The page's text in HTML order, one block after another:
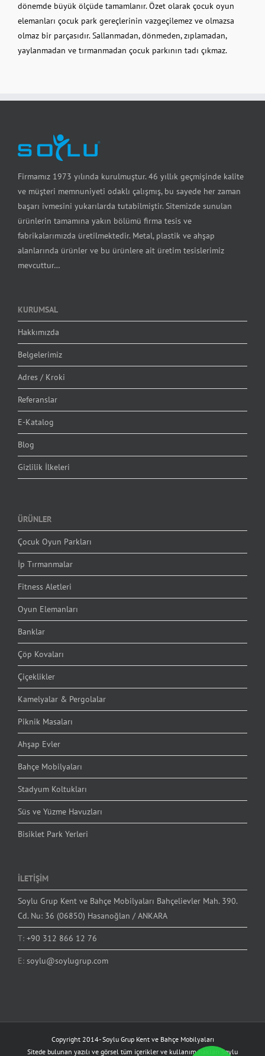
dönemde büyük ölçüde tamamlanır. Özet olarak çocuk oyun
elemanları çocuk park gereçlerinin vazgeçilemez ve olmazsa
olmaz bir parçasıdır. Sallanmadan, dönmeden, zıplamadan,
yaylanmadan ve tırmanmadan çocuk parkının tadı çıkmaz.
Firmamız 1973 yılında kurulmuştur. 46 yıllık geçmişinde kalite
ve müşteri memnuniyeti odaklı çalışmış, bu sayede her zaman
başarı ivmesini yukarılarda tutabilmiştir. Sitemizde sunulan
ürünlerin tamamına yakın bölümü firma tesis ve
fabrikalarımızda üretilmektedir. Metal, plastik ve ahşap
alanlarında ürünler ve bu ürünlere ait üretim tesislerimiz
mevcuttur…
KURUMSAL
Hakkımızda
Belgelerimiz
Adres / Kroki
Referanslar
E-Katalog
Blog
Gizlilik İlkeleri
ÜRÜNLER
Çocuk Oyun Parkları
İp Tırmanmalar
Fitness Aletleri
Oyun Elemanları
Banklar
Çöp Kovaları
Çiçeklikler
Kamelyalar & Pergolalar
Piknik Masaları
Ahşap Evler
Bahçe Mobilyaları
Stadyum Koltukları
Süs ve Yüzme Havuzları
Bisiklet Park Yerleri
İLETİŞİM
Soylu Grup Kent ve Bahçe Mobilyaları Bahçelievler Mah. 390.
Cd. Nu: 36 (06850) Hasanoğlan / ANKARA
T: +90 312 866 12 76
E: soylu@soylugrup.com
Copyright 2014-Soylu Grup Kent ve Bahçe Mobilyaları
Sitede bulunan yazılı ve görsel tüm içerikler ve kullanım hakları Soylu